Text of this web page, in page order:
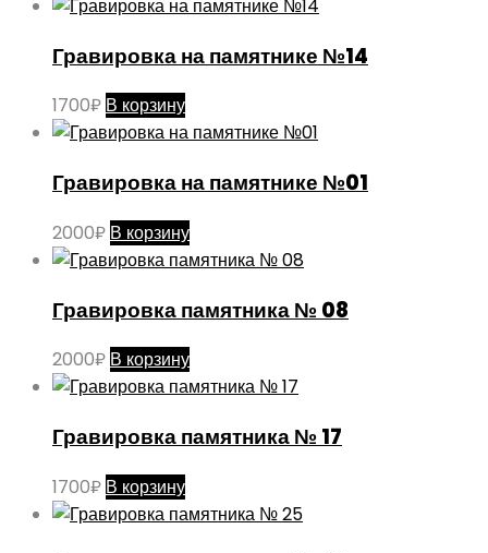
Гравировка на памятнике №14
1700₽ В корзину
Гравировка на памятнике №01
2000₽ В корзину
Гравировка памятника № 08
2000₽ В корзину
Гравировка памятника № 17
1700₽ В корзину